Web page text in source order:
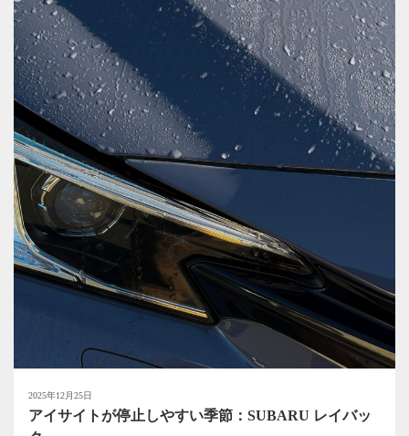
2025年12月25日
アイサイトが停止しやすい季節：SUBARU レイバッ